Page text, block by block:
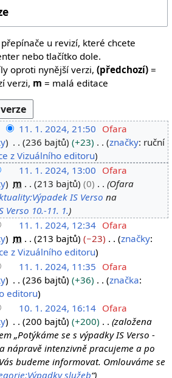
u revizí, které chcete
nebo tlačítko dole.
oproti nynější verzi, (předchozí)=
verzi, m = malá editace
11. 1. 2024, 21:50 Ofara
236 bajtů
+23
značky: ruční
z Vizuálního editoru
11. 1. 2024, 13:00 Ofara
m 213 bajtů 0
Ofara
IS Verso na
Verso 10.-11. 1.
11. 1. 2024, 12:34 Ofara
m 213 bajtů
−23
značky:
z Vizuálního editoru
11. 1. 2024, 11:35 Ofara
236 bajtů
+36
značka:
editoru
10. 1. 2024, 16:14 Ofara
200 bajtů +200
založena
„Potýkáme se s výpadky IS Verso -
nápravě intenzivně pracujeme a po
budeme informovat. Omlouváme se
služeb“